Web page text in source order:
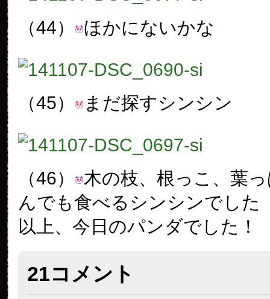
（44） ほかにないかな
（45） まだ探すシンシン
（46）
木の枝、根っこ、葉
んでも食べるシンシンでした
以上、今日のパンダでした！
21コメント